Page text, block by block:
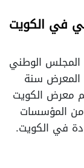
في الكويت
الوطني
المعرض سنة
معرض الكويت
المؤسسات
في الكويت.